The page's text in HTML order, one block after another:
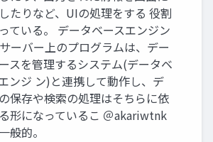
たりなど、UIの処理をする 役割
ている。 データベースエンジン
ーバー上のプログラムは、デー
スを管理するシステム(データベ
ンジ ン)と連携して動作し、デ
保存や検索の処理はそちらに依
形になっているこ ＠akariwtnk
般的。